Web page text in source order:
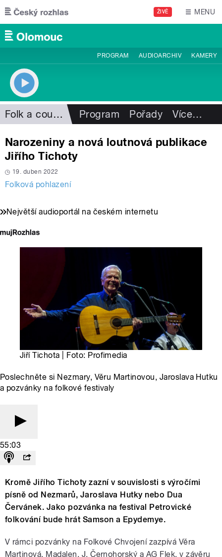
Přejít k hlavnímu obsahu
ŽIVĚ MENU
PROGRAM AUDIOARCHIV KAMERY
Folk a country Program Pořady Více…
Narozeniny a nová loutnová publikace
Jiřího Tichoty
19. duben 2022
Folková pohlazení
Největší audioportál na českém internetu
Jiří Tichota | Foto: Profimedia
Poslechněte si Nezmary, Věru Martinovou, Jaroslava Hutku
a pozvánky na folkové festivaly
55:03
Kromě Jiřího Tichoty zazní v souvislosti s výročími
písně od Nezmarů, Jaroslava Hutky nebo Dua
Červánek. Jako pozvánka na festival Petrovické
folkování bude hrát Samson a Epydemye.
V rámci pozvánky na Folkové Chvojení zazpívá Věra
Martinová, Madalen, J. Černohorský a AG Flek, v závěru